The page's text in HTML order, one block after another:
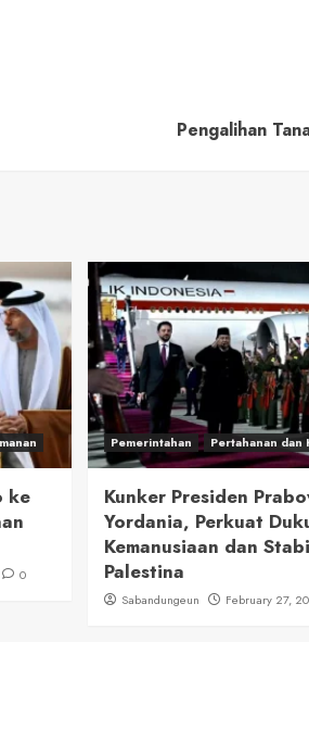
Pengalihan
ke
0
Pemerintahan Pertahanan dan
Kunker Presiden
Yordania, Perkuat
Kemanusiaan dan
Palestina
Sabandungeun February 27,